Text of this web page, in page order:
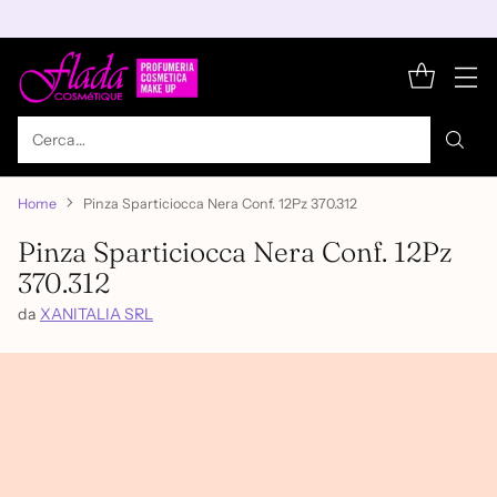
Cerca…
Home Pinza Sparticiocca Nera Conf. 12Pz 370.312
Pinza Sparticiocca Nera Conf. 12Pz
370.312
da XANITALIA SRL